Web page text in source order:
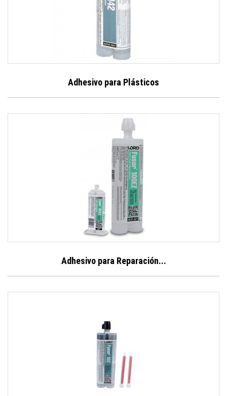
Adhesivo para Plásticos
Adhesivo para Reparación...